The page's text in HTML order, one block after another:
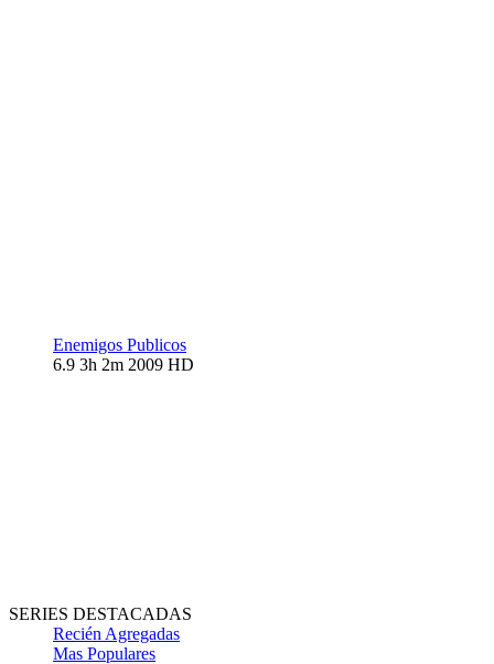
Enemigos Publicos
6.9 3h 2m 2009 HD
SERIES DESTACADAS
Recién Agregadas
Mas Populares